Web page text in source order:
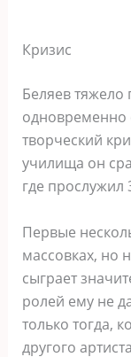
Кризис
Беляев тяжело
одновременно
творческий
училища он
где прослужил
Первые
массовках, но
сыграет
ролей ему не
только тогда,
другого